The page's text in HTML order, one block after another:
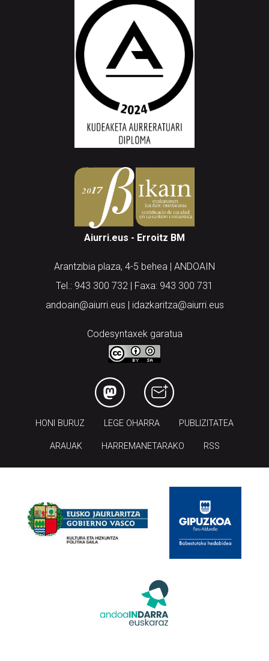
Aiurri.eus - Erroitz BM
Arantzibia plaza, 4-5 behea | ANDOAIN
Tel.: 943 300 732 | Faxa: 943 300 731
andoain@aiurri.eus | idazkaritza@aiurri.eus
Codesyntaxek garatua
HONI BURUZ LEGE OHARRA PUBLIZITATEA
ARAUAK HARREMANETARAKO RSS